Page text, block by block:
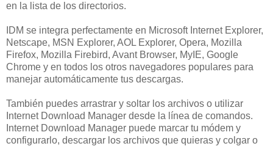
en la lista de los directorios.
IDM se integra perfectamente en Microsoft Internet Explorer,
Netscape, MSN Explorer, AOL Explorer, Opera, Mozilla
Firefox, Mozilla Firebird, Avant Browser, MyIE, Google
Chrome y en todos los otros navegadores populares para
manejar automáticamente tus descargas.
También puedes arrastrar y soltar los archivos o utilizar
Internet Download Manager desde la línea de comandos.
Internet Download Manager puede marcar tu módem y
configurarlo, descargar los archivos que quieras y colgar o